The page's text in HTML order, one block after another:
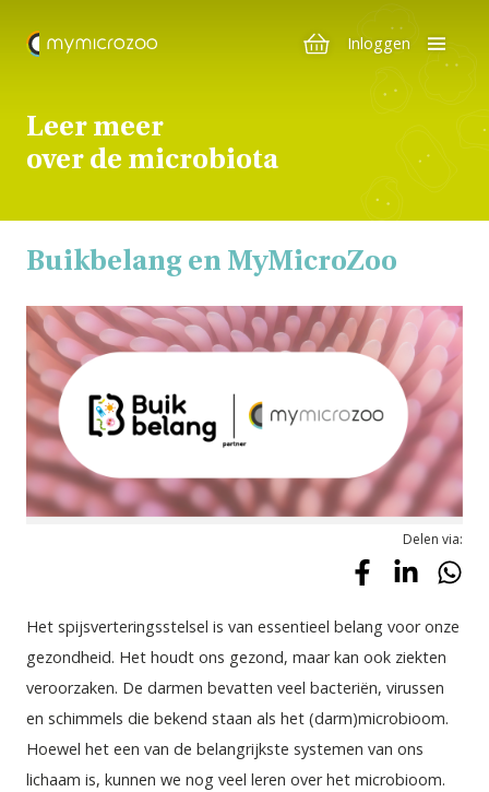
Inloggen
Leer meer
over de microbiota
Buikbelang en MyMicroZoo
Delen via:
Het spijsverteringsstelsel is van essentieel belang voor onze
gezondheid. Het houdt ons gezond, maar kan ook ziekten
veroorzaken. De darmen bevatten veel bacteriën, virussen
en schimmels die bekend staan als het (darm)microbioom.
Hoewel het een van de belangrijkste systemen van ons
lichaam is, kunnen we nog veel leren over het microbioom.